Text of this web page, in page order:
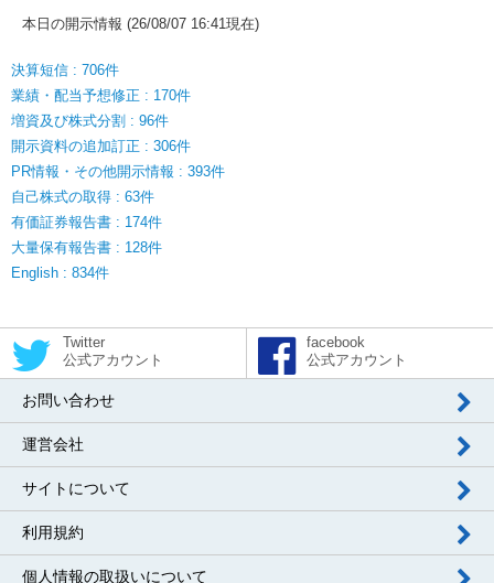
本日の開示情報 (26/08/07 16:41現在)
決算短信 : 706件
業績・配当予想修正 : 170件
増資及び株式分割 : 96件
開示資料の追加訂正 : 306件
PR情報・その他開示情報 : 393件
自己株式の取得 : 63件
有価証券報告書 : 174件
大量保有報告書 : 128件
English : 834件
Twitter
公式アカウント
facebook
公式アカウント
お問い合わせ
運営会社
サイトについて
利用規約
個人情報の取扱いについて